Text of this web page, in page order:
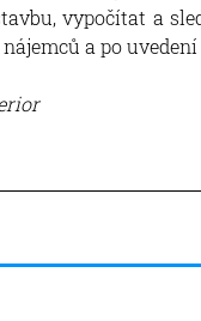
vypočítat a
a po